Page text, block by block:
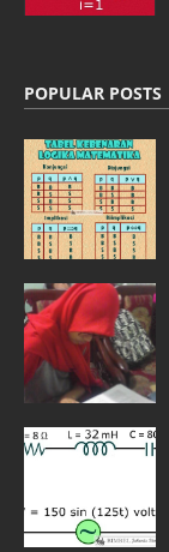
POPULAR POSTS